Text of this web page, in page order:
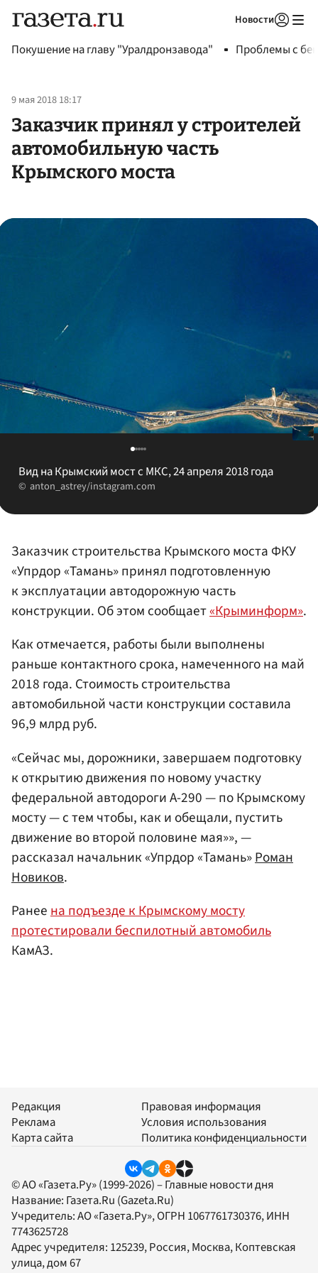
Новости
Покушение на главу "Уралдронзавода" Проблемы с
9 мая 2018 18:17
Заказчик принял у строителей
автомобильную часть
Крымского моста
Вид на Крымский мост с МКС, 24 апреля 2018 года
anton_astrey/instagram.com
Заказчик строительства Крымского моста ФКУ
«Упрдор «Тамань» принял подготовленную
к эксплуатации автодорожную часть
конструкции. Об этом сообщает«Крыминформ».
Как отмечается, работы были выполнены
раньше контактного срока, намеченного на май
2018 года. Стоимость строительства
автомобильной части конструкции составила
96,9 млрд руб.
«Сейчас мы, дорожники, завершаем подготовку
к открытию движения по новому участку
федеральной автодороги А-290 — по Крымскому
мосту — с тем чтобы, как и обещали, пустить
движение во второй половине мая»», —
рассказал начальник «Упрдор «Тамань»Роман
Новиков.
Ранеена подъезде к Крымскому мосту
протестировали беспилотный автомобиль
КамАЗ.
Редакция
Реклама
Карта сайта
Правовая информация
Условия использования
Политика конфиденциальности
© АО «Газета.Ру» (1999-2026) – Главные новости дня
Название: Газета.Ru (Gazeta.Ru)
Учредитель:АО «Газета.Ру», ОГРН 1067761730376, ИНН
7743625728
Адрес учредителя: 125239, Россия, Москва, Коптевская
улица, дом 67